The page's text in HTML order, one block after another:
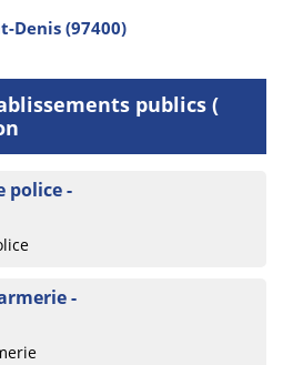
Denis (97400)
publics (
police -
-